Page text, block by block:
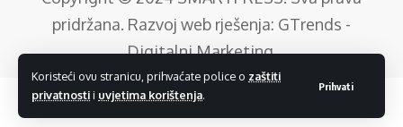
Koristeći ovu stranicu, prihvaćate police o zaštiti
privatnostii uvjetima korištenja.
Prihvati
pridržana. Razvoj web rješenja: GTrends -
Digitalni Marketing.